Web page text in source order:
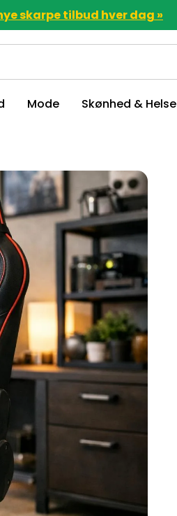
skarpe tilbud hver dag »
Mode Skønhed & Helse